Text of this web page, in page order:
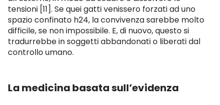
tensioni [11]. Se quei gatti venissero forzati ad uno
spazio confinato h24, la convivenza sarebbe molto
difficile, se non impossibile. E, di nuovo, questo si
tradurrebbe in soggetti abbandonati o liberati dal
controllo umano.
La medicina basata sull’evidenza